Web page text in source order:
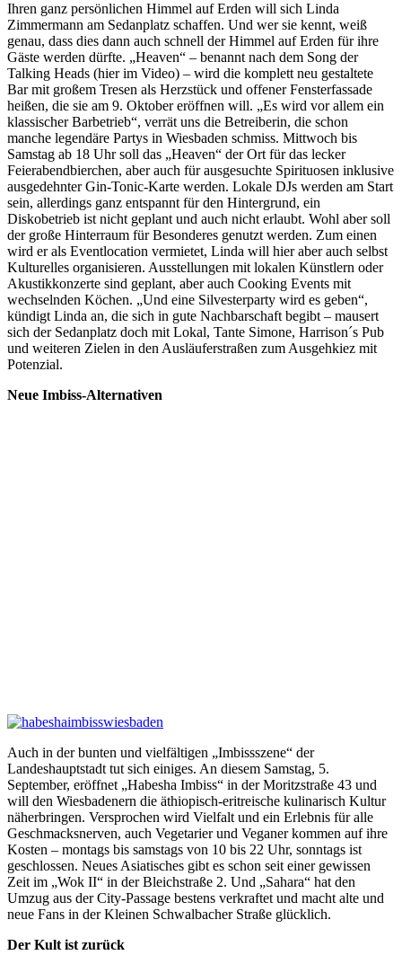
Ihren ganz persönlichen Himmel auf Erden will sich Linda
Zimmermann am Sedanplatz schaffen. Und wer sie kennt, weiß
genau, dass dies dann auch schnell der Himmel auf Erden für ihre
Gäste werden dürfte. „Heaven“ – benannt nach dem Song der
Talking Heads (hier im Video) – wird die komplett neu gestaltete
Bar mit großem Tresen als Herzstück und offener Fensterfassade
heißen, die sie am 9. Oktober eröffnen will. „Es wird vor allem ein
klassischer Barbetrieb“, verrät uns die Betreiberin, die schon
manche legendäre Partys in Wiesbaden schmiss. Mittwoch bis
Samstag ab 18 Uhr soll das „Heaven“ der Ort für das lecker
Feierabendbierchen, aber auch für ausgesuchte Spirituosen inklusive
ausgedehnter Gin-Tonic-Karte werden. Lokale DJs werden am Start
sein, allerdings ganz entspannt für den Hintergrund, ein
Diskobetrieb ist nicht geplant und auch nicht erlaubt. Wohl aber soll
der große Hinterraum für Besonderes genutzt werden. Zum einen
wird er als Eventlocation vermietet, Linda will hier aber auch selbst
Kulturelles organisieren. Ausstellungen mit lokalen Künstlern oder
Akustikkonzerte sind geplant, aber auch Cooking Events mit
wechselnden Köchen. „Und eine Silvesterparty wird es geben“,
kündigt Linda an, die sich in gute Nachbarschaft begibt – mausert
sich der Sedanplatz doch mit Lokal, Tante Simone, Harrison´s Pub
und weiteren Zielen in den Ausläuferstraßen zum Ausgehkiez mit
Potenzial.
Neue Imbiss-Alternativen
Auch in der bunten und vielfältigen „Imbissszene“ der
Landeshauptstadt tut sich einiges. An diesem Samstag, 5.
September, eröffnet „Habesha Imbiss“ in der Moritzstraße 43 und
will den Wiesbadenern die äthiopisch-eritreische kulinarisch Kultur
näherbringen. Versprochen wird Vielfalt und ein Erlebnis für alle
Geschmacksnerven, auch Vegetarier und Veganer kommen auf ihre
Kosten – montags bis samstags von 10 bis 22 Uhr, sonntags ist
geschlossen. Neues Asiatisches gibt es schon seit einer gewissen
Zeit im „Wok II“ in der Bleichstraße 2. Und „Sahara“ hat den
Umzug aus der City-Passage bestens verkraftet und macht alte und
neue Fans in der Kleinen Schwalbacher Straße glücklich.
Der Kult ist zurück